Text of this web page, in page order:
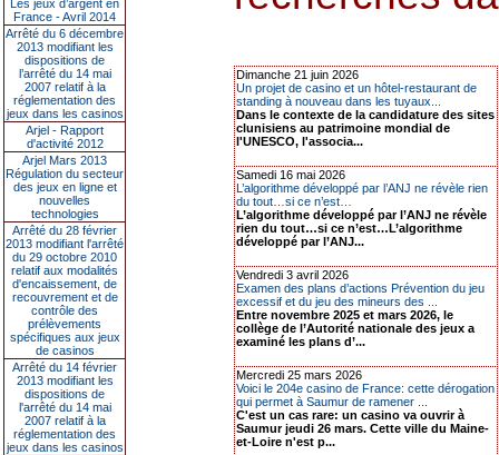
Les jeux d’argent en
France - Avril 2014
Arrêté du 6 décembre
2013 modifiant les
dispositions de
l’arrêté du 14 mai
2007 relatif à la
réglementation des
jeux dans les casinos
Arjel - Rapport
d'activité 2012
Arjel Mars 2013
Régulation du secteur
des jeux en ligne et
nouvelles
technologies
Arrêté du 28 février
2013 modifiant l'arrêté
du 29 octobre 2010
relatif aux modalités
d'encaissement, de
recouvrement et de
contrôle des
prélèvements
spécifiques aux jeux
de casinos
Arrêté du 14 février
2013 modifiant les
dispositions de
l'arrêté du 14 mai
2007 relatif à la
réglementation des
jeux dans les casinos
Dimanche 21 juin 2026
Un projet de casino et un hôtel-restaurant de
standing à nouveau dans les tuyaux...
Dans le contexte de la candidature des sites
clunisiens au patrimoine mondial de
l'UNESCO, l'associa...
Samedi 16 mai 2026
L’algorithme développé par l’ANJ ne révèle rien
du tout…si ce n’est…
L’algorithme développé par l’ANJ ne révèle
rien du tout…si ce n’est…L’algorithme
développé par l’ANJ...
Vendredi 3 avril 2026
Examen des plans d’actions Prévention du jeu
excessif et du jeu des mineurs des ...
Entre novembre 2025 et mars 2026, le
collège de l’Autorité nationale des jeux a
examiné les plans d’...
Mercredi 25 mars 2026
Voici le 204e casino de France: cette dérogation
qui permet à Saumur de ramener ...
C'est un cas rare: un casino va ouvrir à
Saumur jeudi 26 mars. Cette ville du Maine-
et-Loire n'est p...